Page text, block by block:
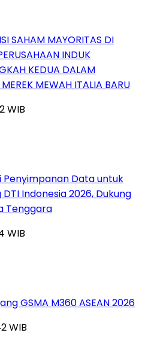
SAHAM MAYORITAS DI
INDUK
KEDUA DALAM
MEWAH ITALIA BARU
WIB
Penyimpanan Data untuk
Indonesia 2026, Dukung
Tenggara
WIB
GSMA M360 ASEAN 2026
WIB